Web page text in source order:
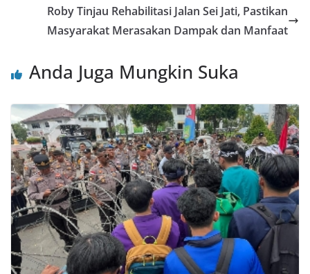
Roby Tinjau Rehabilitasi Jalan Sei Jati, Pastikan
Masyarakat Merasakan Dampak dan Manfaat
Anda Juga Mungkin Suka